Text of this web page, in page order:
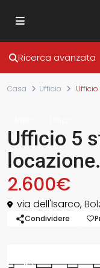
Ricerca avanzata
Casa Ufficio
Ufficio 5
locazione.
2.600€
via dell'Isarco,
Condividere